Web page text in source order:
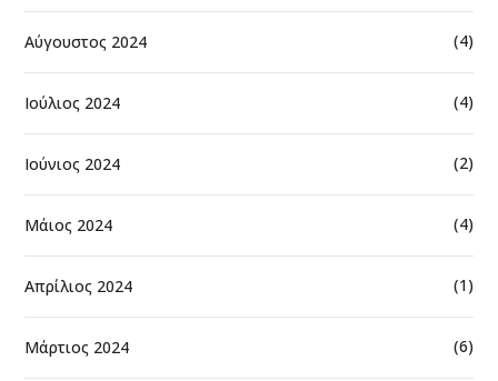
Αύγουστος 2024 (4)
Ιούλιος 2024 (4)
Ιούνιος 2024 (2)
Μάιος 2024 (4)
Απρίλιος 2024 (1)
Μάρτιος 2024 (6)